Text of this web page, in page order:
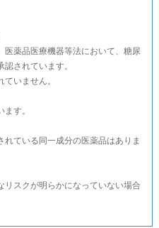
医薬品医療機器等法において、糖尿
されています。
いません。
す。
ている同一成分の医薬品はありま
リスクが明らかになっていない場合